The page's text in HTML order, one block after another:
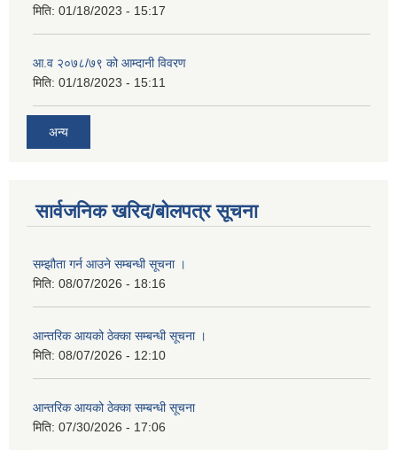
मिति: 01/18/2023 - 15:17
आ.व २०७८/७९ को आम्दानी विवरण
मिति: 01/18/2023 - 15:11
अन्य
सार्वजनिक खरिद/बोलपत्र सूचना
सम्झौता गर्न आउने सम्बन्धी सूचना ।
मिति: 08/07/2026 - 18:16
आन्तरिक आयको ठेक्का सम्बन्धी सूचना ।
मिति: 08/07/2026 - 12:10
आन्तरिक आयको ठेक्का सम्बन्धी सूचना
मिति: 07/30/2026 - 17:06